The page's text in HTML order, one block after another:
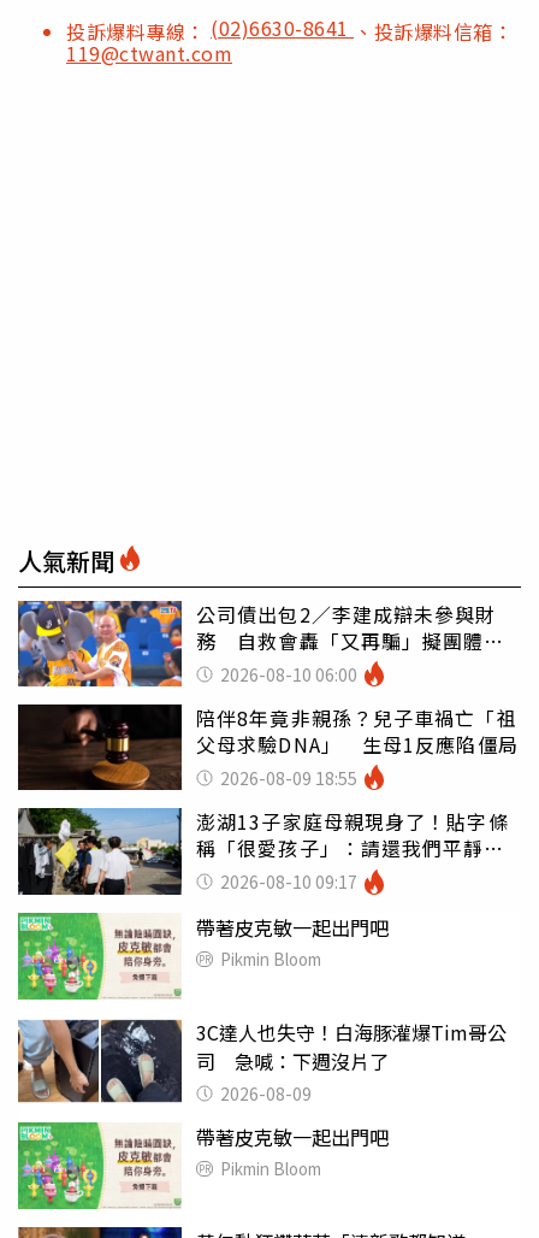
投訴爆料專線： (02)6630-8641 、投訴爆料信箱：
119@ctwant.com
人氣新聞
公司債出包2／李建成辯未參與財
務 自救會轟「又再騙」擬團體訴
訟 2026-08-10 06:00
陪伴8年竟非親孫？兒子車禍亡「祖
父母求驗DNA」 生母1反應陷僵局
2026-08-09 18:55
澎湖13子家庭母親現身了！貼字條
稱「很愛孩子」：請還我們平靜生
活 2026-08-10 09:17
帶著皮克敏一起出門吧
Pikmin Bloom
3C達人也失守！白海豚灌爆Tim哥公
司 急喊：下週沒片了
2026-08-09
帶著皮克敏一起出門吧
Pikmin Bloom